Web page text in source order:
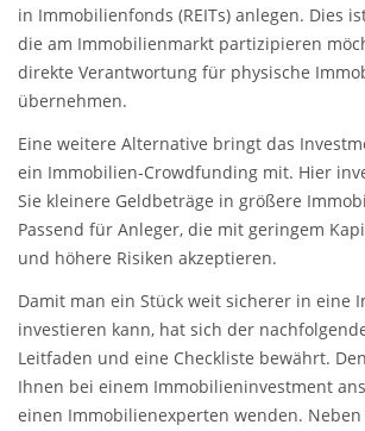
in Immobilienfonds (REITs) anlegen. Dies
die am Immobilienmarkt partizipieren
direkte Verantwortung für physische
übernehmen.
Eine weitere Alternative bringt das
ein Immobilien-Crowdfunding mit. Hier
Sie kleinere Geldbeträge in größere
Passend für Anleger, die mit geringem
und höhere Risiken akzeptieren.
Damit man ein Stück weit sicherer in eine
investieren kann, hat sich der
Leitfaden und eine Checkliste bewährt.
Ihnen bei einem Immobilieninvestment
einen Immobilienexperten wenden.